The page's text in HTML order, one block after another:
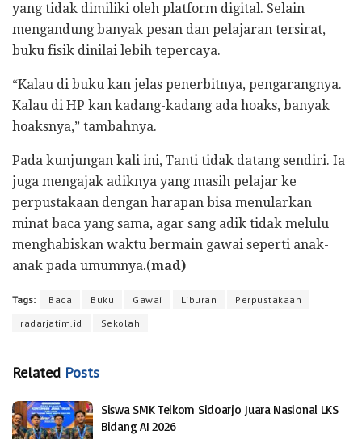
yang tidak dimiliki oleh platform digital. Selain
mengandung banyak pesan dan pelajaran tersirat,
buku fisik dinilai lebih tepercaya.
“Kalau di buku kan jelas penerbitnya, pengarangnya.
Kalau di HP kan kadang-kadang ada hoaks, banyak
hoaksnya,” tambahnya.
Pada kunjungan kali ini, Tanti tidak datang sendiri. Ia
juga mengajak adiknya yang masih pelajar ke
perpustakaan dengan harapan bisa menularkan
minat baca yang sama, agar sang adik tidak melulu
menghabiskan waktu bermain gawai seperti anak-
anak pada umumnya.(mad)
Tags: Baca Buku Gawai Liburan
Perpustakaan
radarjatim.id
Sekolah
Related Posts
Siswa SMK Telkom Sidoarjo Juara Nasional LKS
Bidang AI 2026